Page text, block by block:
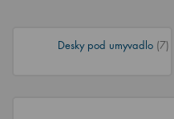
Desky pod umyvadlo (7)